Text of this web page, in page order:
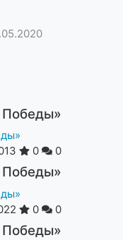
Победы»
0 0
Победы»
0 0
Победы»